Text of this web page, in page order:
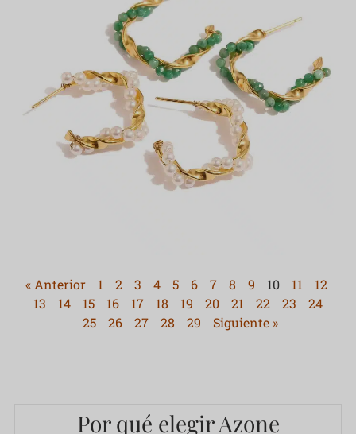
« Anterior 1 2 3 4 5 6 7 8 9 10 11
12
13
14 15 16 17 18 19 20 21 22 23
24
25
26 27 28 29 Siguiente »
Por qué elegir Azone